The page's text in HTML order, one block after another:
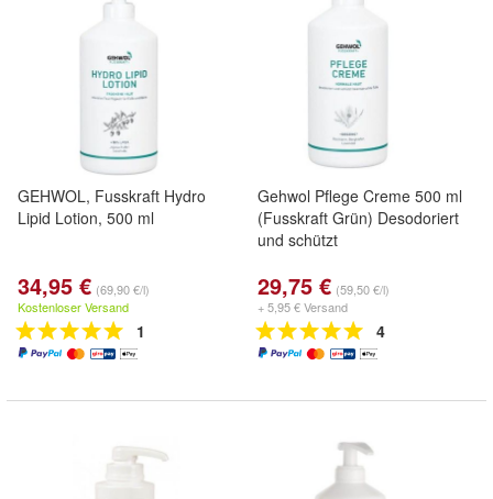
GEHWOL, Fusskraft Hydro
Lipid Lotion, 500 ml
34,95 € (69,90 €/l)
Kostenloser Versand
1
Gehwol Pflege Creme 500 ml
(Fusskraft Grün) Desodoriert
und schützt
29,75 € (59,50 €/l)
+ 5,95 € Versand
4